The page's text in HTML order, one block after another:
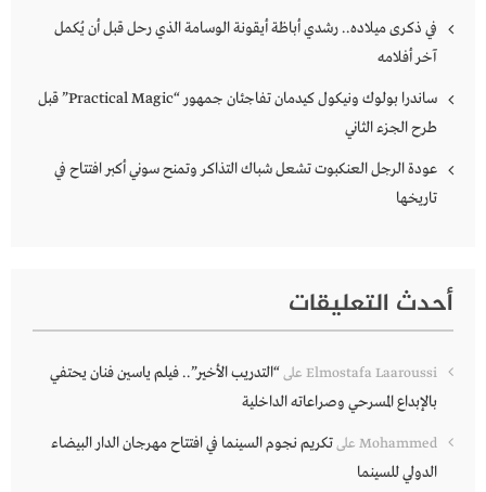
في ذكرى ميلاده.. رشدي أباظة أيقونة الوسامة الذي رحل قبل أن يُكمل
آخر أفلامه
ساندرا بولوك ونيكول كيدمان تفاجئان جمهور “Practical Magic” قبل
طرح الجزء الثاني
عودة الرجل العنكبوت تشعل شباك التذاكر وتمنح سوني أكبر افتتاح في
تاريخها
أحدث التعليقات
Elmostafa Laaroussi على“التدريب الأخير”.. فيلم ياسين فنان يحتفي
بالإبداع المسرحي وصراعاته الداخلية
Mohammed علىتكريم نجوم السينما في افتتاح مهرجان الدار البيضاء
الدولي للسينما